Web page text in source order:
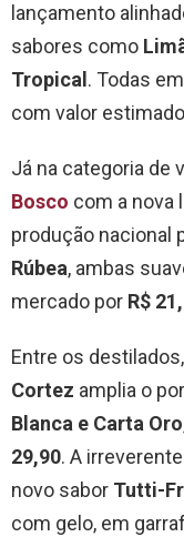
lançamento
sabores como
Tropical . Todas
com valor
Já na categoria de
Bosco com a nova
produção nacional
Rúbea, ambas
mercado por R$
Entre os
Cortez amplia o
Blanca e Carta Oro
29,90. A
novo sabor Tutti-
com gelo, em